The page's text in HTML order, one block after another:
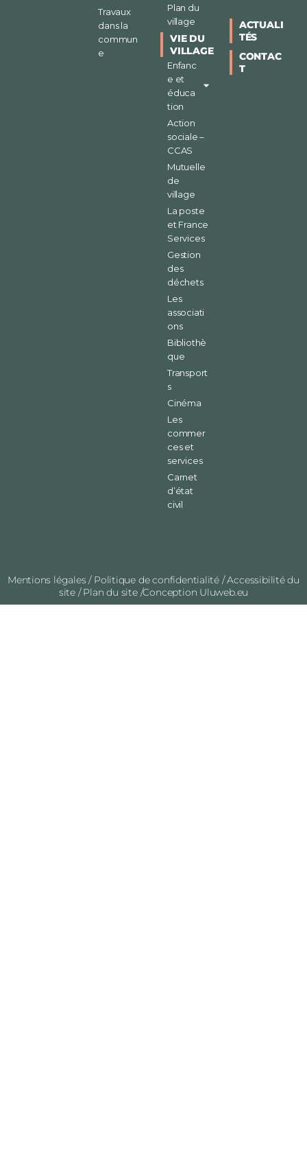
Travaux
dans la
commun
e
Plan du
village
VIE DU
VILLAGE
Enfanc
e et
éduca
tion
Action
sociale –
CCAS
Mutuelle
de
village
La poste
et France
Services
Gestion
des
déchets
Les
associati
ons
Bibliothè
que
Transport
s
Cinéma
Les
commer
ces et
services
Carnet
d’état
civil
ACTUALI
TÉS
CONTAC
T
Mentions légales / Politique de confidentialité /Accessibilité du
site/Plan du site/Conception Uluweb.eu